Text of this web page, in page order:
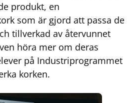
produkt, en
som är gjord att passa de
tillverkad av återvunnet
höra mer om deras
på Industriprogrammet
korken.